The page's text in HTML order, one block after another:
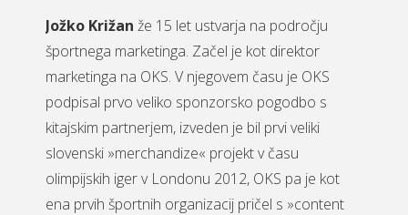
Jožko Križan že 15 let ustvarja na področju
športnega marketinga. Začel je kot direktor
marketinga na OKS. V njegovem času je OKS
podpisal prvo veliko sponzorsko pogodbo s
kitajskim partnerjem, izveden je bil prvi veliki
slovenski »merchandize« projekt v času
olimpijskih iger v Londonu 2012, OKS pa je kot
ena prvih športnih organizacij pričel s »content